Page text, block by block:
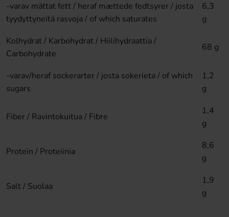
-varav mättat fett / heraf mættede fedtsyrer / josta
tyydyttyneitä rasvoja / of which saturates
6,3
g
Kolhydrat / Karbohydrat / Hiilihydraattia /
Carbohydrate
68 g
-varav/heraf sockerarter / josta sokerieta / of which
sugars
1,2
g
Fiber / Ravintokuitua / Fibre
1,4
g
Protein / Proteiinia
8,6
g
Salt / Suolaa
1,9
g